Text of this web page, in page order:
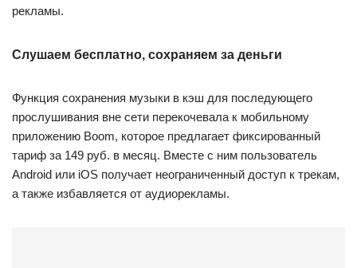
рекламы.
Слушаем бесплатно, сохраняем за деньги
Функция сохранения музыки в кэш для последующего
прослушивания вне сети перекочевала к мобильному
приложению Boom, которое предлагает фиксированный
тариф за 149 руб. в месяц. Вместе с ним пользователь
Android или iOS получает неограниченный доступ к трекам,
а также избавляется от аудиорекламы.